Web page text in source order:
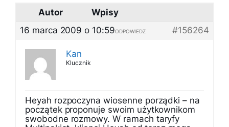
Autor
Wpisy
16 marca 2009 o 10:59
#156264
ODPOWIEDZ
Kan
Klucznik
Heyah rozpoczyna wiosenne porządki – na
początek proponuje swoim użytkownikom
swobodne rozmowy. W ramach taryfy